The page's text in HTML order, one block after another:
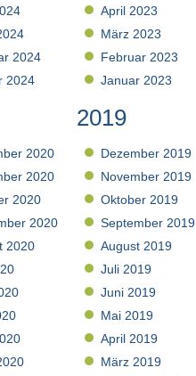
2024
2024
April 2023
März 2023
Februar 2023
Januar 2023
2020
2020
2020
2020
2020
2019
Dezember 2019
November 2019
Oktober 2019
September 2019
August 2019
Juli 2019
Juni 2019
Mai 2019
April 2019
März 2019